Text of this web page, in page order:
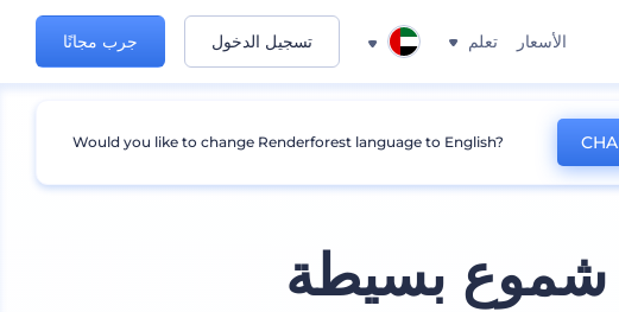
الأسعار تعلم تسجيل الدخول جرب مجانًا
شموع بسيطة
Would you like to change Renderforest language to English?